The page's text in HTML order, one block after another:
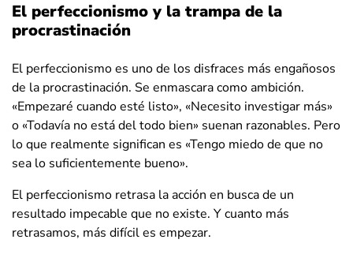
El perfeccionismo y la trampa de la
procrastinación
El perfeccionismo es uno de los disfraces más engañosos
de la procrastinación. Se enmascara como ambición.
«Empezaré cuando esté listo», «Necesito investigar más»
o «Todavía no está del todo bien» suenan razonables. Pero
lo que realmente significan es «Tengo miedo de que no
sea lo suficientemente bueno».
El perfeccionismo retrasa la acción en busca de un
resultado impecable que no existe. Y cuanto más
retrasamos, más difícil es empezar.